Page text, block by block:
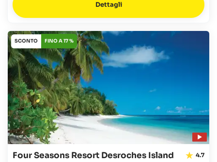
Dettagli
SCONTO FINO A 17 %
Four Seasons Resort Desroches Island 4.7